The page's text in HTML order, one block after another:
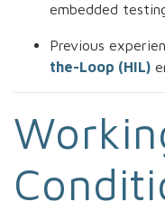
embedded
Previous
the-Loop (HIL)